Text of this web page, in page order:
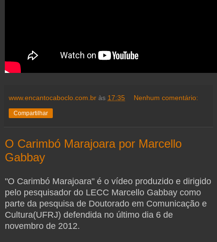
www.encantocaboclo.com.br às 17:35 Nenhum comentário:
Compartilhar
O Carimbó Marajoara por Marcello
Gabbay
"O Carimbó Marajoara" é o vídeo produzido e dirigido
pelo pesquisador do LECC Marcello Gabbay como
parte da pesquisa de Doutorado em Comunicação e
Cultura(UFRJ) defendida no último dia 6 de
novembro de 2012.